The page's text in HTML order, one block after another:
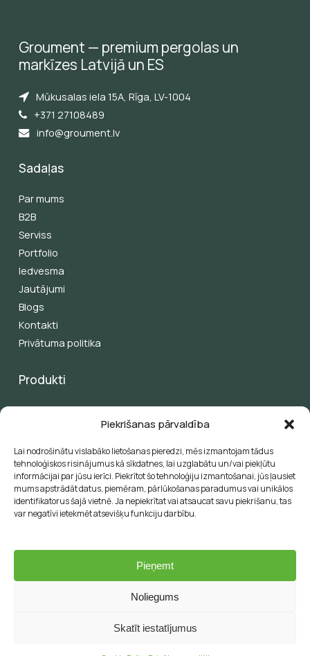
Piekrišanas pārvaldība
Lai nodrošinātu vislabāko lietošanas pieredzi, mēs izmantojam tādus
tehnoloģiskos risinājumus kā sīkdatnes, lai uzglabātu un/vai piekļūtu
informācijai par jūsu ierīci. Piekrītot šo tehnoloģiju izmantošanai, jūs ļausiet
mums apstrādāt datus, piemēram, pārlūkošanas paradumus vai unikālos
identifikatorus šajā vietnē. Ja nepiekrītat vai atsaucat savu piekrišanu, tas
var negatīvi ietekmēt atsevišķu funkciju darbību.
Pieņemt
Noliegums
Skatīt iestatījumus
Groument — premium pergolas un
markīzes Latvijā un ES
Mūkusalas iela 15A, Rīga, LV-1004
+371 27108489
info@groument.lv
Sadaļas
Par mums
B2B
Serviss
Portfolio
Iedvesma
Jautājumi
Blogs
Kontakti
Privātuma politika
Produkti
Pergolas
Saules aizsardzība
Saulessargi
Papildu produkti
HoReCa
E-veikals
instagram